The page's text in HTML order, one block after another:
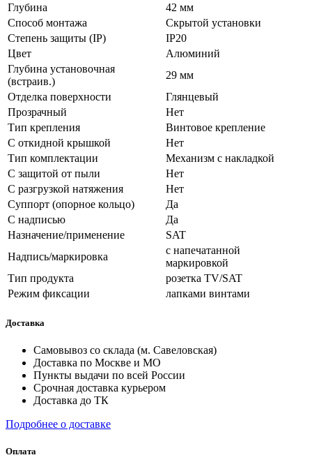
Глубина
42 мм
Способ монтажа
Скрытой установки
Степень защиты (IP)
IP20
Цвет
Алюминий
Глубина установочная
(встраив.)
29 мм
Отделка поверхности
Глянцевый
Прозрачный
Нет
Тип крепления
Винтовое крепление
С откидной крышкой
Нет
Тип комплектации
Механизм с накладкой
С защитой от пыли
Нет
С разгрузкой натяжения
Нет
Суппорт (опорное кольцо)
Да
С надписью
Да
Назначение/применение
SAT
Надпись/маркировка
с напечатанной
маркировкой
Тип продукта
розетка TV/SAT
Режим фиксации
лапками винтами
Доставка
Самовывоз со склада (м. Савеловская)
Доставка по Москве и МО
Пункты выдачи по всей России
Срочная доставка курьером
Доставка до ТК
Подробнее о доставке
Оплата